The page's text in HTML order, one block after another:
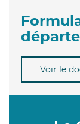
Voir le